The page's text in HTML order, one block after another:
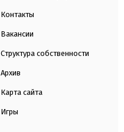
Контакты
Вакансии
Структура собственности
Архив
Карта сайта
Игры